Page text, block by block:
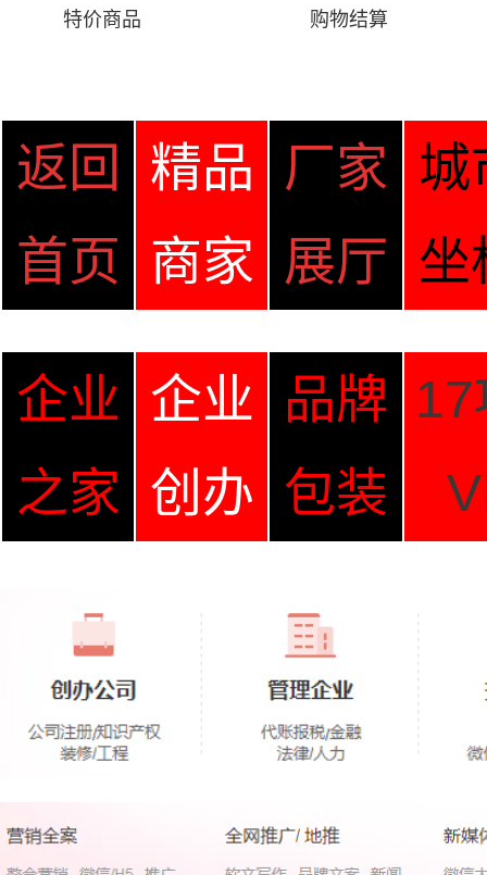
特价商品
购物结算
返回
首页
精品
商家
厂家
展厅
城
坐
企业
之家
企业
创办
品牌
包装
17